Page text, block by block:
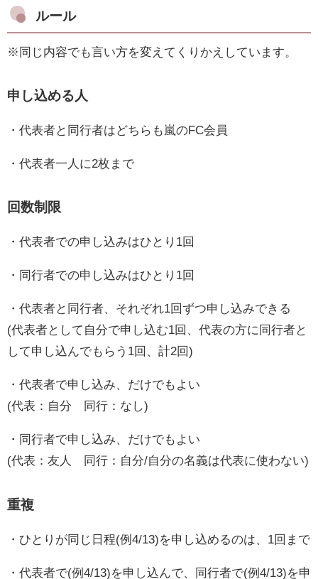
ルール
※同じ内容でも言い方を変えてくりかえしています。
申し込める人
・代表者と同行者はどちらも嵐のFC会員
・代表者一人に2枚まで
回数制限
・代表者での申し込みはひとり1回
・同行者での申し込みはひとり1回
・代表者と同行者、それぞれ1回ずつ申し込みできる
(代表者として自分で申し込む1回、代表の方に同行者と
して申し込んでもらう1回、計2回)
・代表者で申し込み、だけでもよい
(代表：自分 同行：なし)
・同行者で申し込み、だけでもよい
(代表：友人 同行：自分/自分の名義は代表に使わない)
重複
・ひとりが同じ日程(例4/13)を申し込めるのは、1回まで
・代表者で(例4/13)を申し込んで、同行者で(例4/13)を申